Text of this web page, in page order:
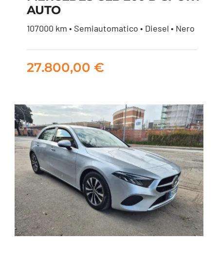
MERCEDES GLB 200
27.800,00
AUTO
107000 km • Semiautomatico • Diesel • Nero
27.800,00 €